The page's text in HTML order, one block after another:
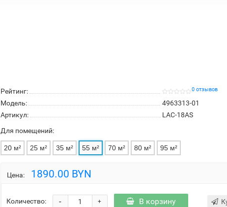
Рейтинг: 0 отзывов
Модель:
4963313-01
Артикул:
LAC-18AS
Для помещений:
20 м² 25 м² 35 м² 55 м² 70 м² 80 м² 95 м²
Цена: 1890.00 BYN
Количество: +
- В корзину